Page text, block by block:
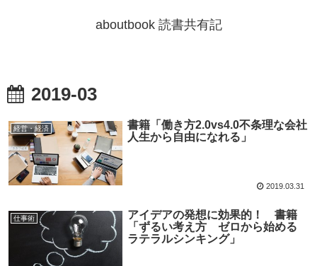
aboutbook 読書共有記
2019-03
経営・経済
書籍「働き方2.0vs4.0不条理な会社
人生から自由になれる」
2019.03.31
仕事術
アイデアの発想に効果的！ 書籍
「ずるい考え方 ゼロから始める
ラテラルシンキング」